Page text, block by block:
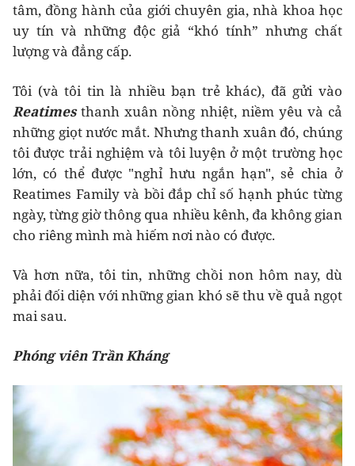
tâm, đồng hành của giới chuyên gia, nhà khoa học
uy tín và những độc giả “khó tính” nhưng chất
lượng và đẳng cấp.
Tôi (và tôi tin là nhiều bạn trẻ khác), đã gửi vào
Reatimesthanh xuân nồng nhiệt, niềm yêu và cả
những giọt nước mắt. Nhưng thanh xuân đó, chúng
tôi được trải nghiệm và tôi luyện ở một trường học
lớn, có thể được "nghỉ hưu ngắn hạn", sẻ chia ở
Reatimes Family và bồi đắp chỉ số hạnh phúc từng
ngày, từng giờ thông qua nhiều kênh, đa không gian
cho riêng mình mà hiếm nơi nào có được.
Và hơn nữa, tôi tin, những chồi non hôm nay, dù
phải đối diện với những gian khó sẽ thu về quả ngọt
mai sau.
Phóng viên Trần Kháng